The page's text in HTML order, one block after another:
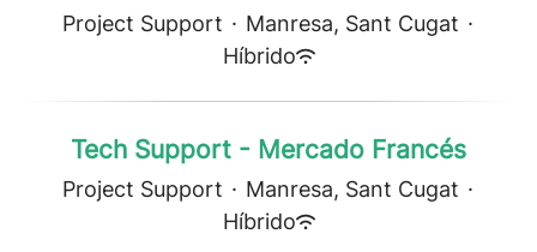
Project Support · Manresa, Sant Cugat ·
Híbrido
Tech Support - Mercado Francés
Project Support · Manresa, Sant Cugat ·
Híbrido